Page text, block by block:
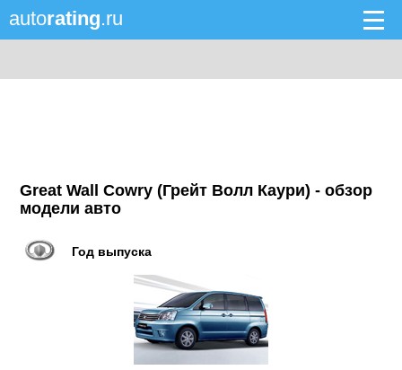
autorating.ru
Great Wall Cowry (Грейт Волл Каури) - обзор
модели авто
Год выпуска